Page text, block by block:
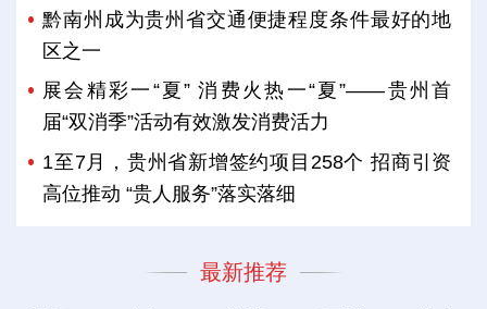
黔南州成为贵州省交通便捷程度条件最好的地
区之一
展会精彩一“夏” 消费火热一“夏”——贵州首
届“双消季”活动有效激发消费活力
1至7月，贵州省新增签约项目258个 招商引资
高位推动 “贵人服务”落实落细
最新推荐